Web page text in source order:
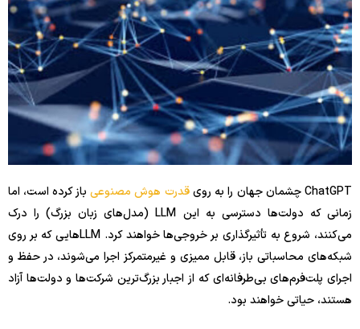
ChatGPT چشمان جهان را به روی قدرت هوش مصنوعی باز کرده است، اما
زمانی که دولت‌ها دسترسی به این LLM (مدل‌های زبان بزرگ) را درک
می‌کنند، شروع به تأثیرگذاری بر خروجی‌ها خواهند کرد. LLMهایی که بر روی
شبکه‌های محاسباتی باز، قابل ممیزی و غیرمتمرکز اجرا می‌شوند، در حفظ و
اجرای پلت‌فرم‌های بی‌طرفانه‌ای که از اجبار بزرگ‌ترین شرکت‌ها و دولت‌ها آزاد
هستند، حیاتی خواهند بود.